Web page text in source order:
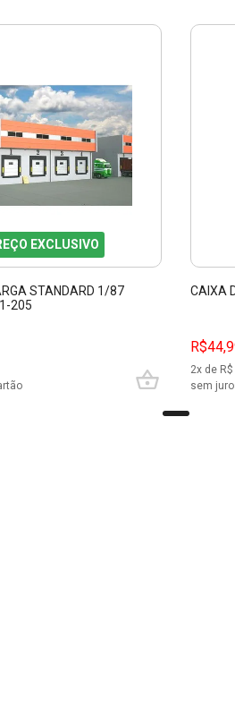
EXCLUSIVO
STANDARD 1/87
205
CAIXA
2x de R$
sem